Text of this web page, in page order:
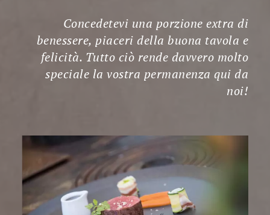
Concedetevi una porzione extra di
benessere, piaceri della buona tavola e
felicità. Tutto ciò rende davvero molto
speciale la vostra permanenza qui da
noi!